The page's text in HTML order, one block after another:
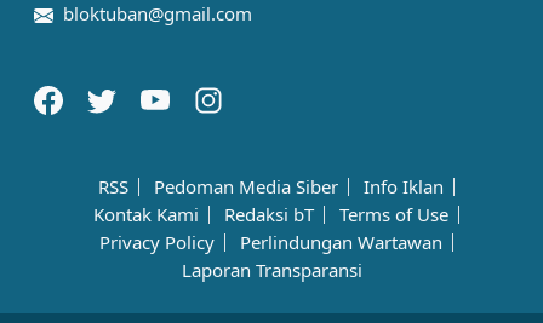
bloktuban@gmail.com
RSS Pedoman Media Siber
Info Iklan
Kontak Kami
Redaksi bT
Terms of Use
Privacy Policy
Perlindungan Wartawan
Laporan Transparansi